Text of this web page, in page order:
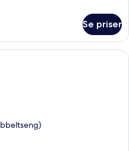
Se priser
Et moderne soveværelse med seng,